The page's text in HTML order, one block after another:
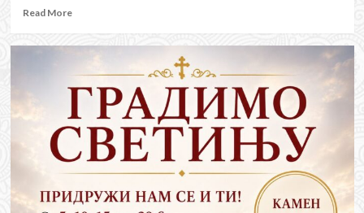
Read MoreRead
Црквени
хор
„Св.
Николај
Жички“
Салцбург